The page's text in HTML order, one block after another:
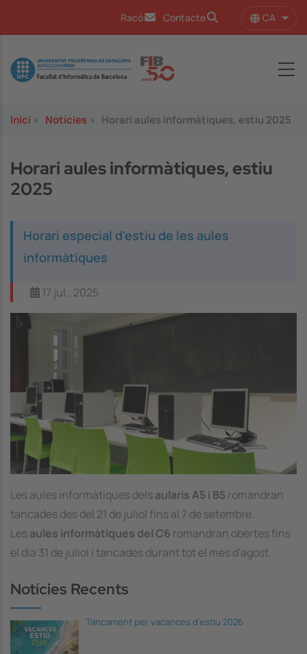
Racó Contacte CA
Image
Inici > Notícies > Horari aules informàtiques, estiu 2025
Horari aules informàtiques, estiu
2025
Horari especial d'estiu de les aules
informàtiques
17 jul., 2025
Image
Les aules informàtiques delsaularis A5 i B5 romandran
tancades des del 21 de juliol fins al 7 de setembre.
Lesaules informàtiques del C6 romandran obertes fins
el dia 31 de juliol i tancades durant tot el mes d'agost.
Notícies Recents
Tancament per vacances d'estiu 2026